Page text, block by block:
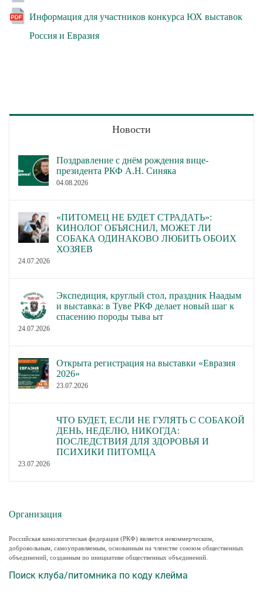
Информация для участников конкурса ЮХ выставок
Россия и Евразия
Новости
Поздравление с днём рождения вице-
президента РКФ А.Н. Синяка
04.08.2026
«ПИТОМЕЦ НЕ БУДЕТ СТРАДАТЬ»:
КИНОЛОГ ОБЪЯСНИЛ, МОЖЕТ ЛИ
СОБАКА ОДИНАКОВО ЛЮБИТЬ ОБОИХ
ХОЗЯЕВ
24.07.2026
Экспедиция, круглый стол, праздник Наадым
и выставка: в Туве РКФ делает новый шаг к
спасению породы тыва ыт
24.07.2026
Открыта регистрация на выставки «Евразия
2026»
23.07.2026
ЧТО БУДЕТ, ЕСЛИ НЕ ГУЛЯТЬ С СОБАКОЙ
ДЕНЬ, НЕДЕЛЮ, НИКОГДА:
ПОСЛЕДСТВИЯ ДЛЯ ЗДОРОВЬЯ И
ПСИХИКИ ПИТОМЦА
23.07.2026
Организация
Российская кинологическая федерация (РКФ) является некоммерческим,
добровольным, самоуправляемым, основанным на членстве союзом общественных
объединений, созданным по инициативе общественных объединений.
Поиск клуба/питомника по коду клейма